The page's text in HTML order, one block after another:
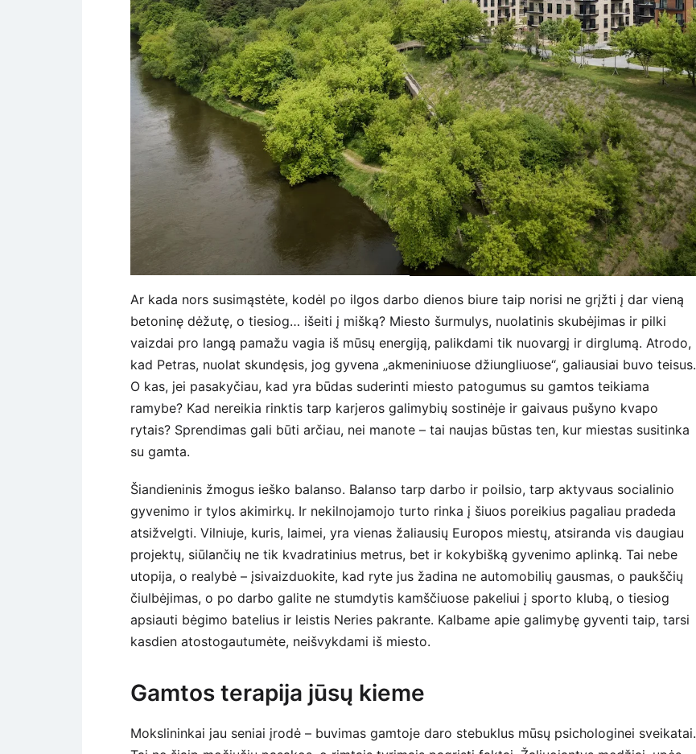
Ar kada nors susimąstėte, kodėl po ilgos darbo dienos biure taip norisi ne grįžti į dar vieną
betoninę dėžutę, o tiesiog… išeiti į mišką? Miesto šurmulys, nuolatinis skubėjimas ir pilki
vaizdai pro langą pamažu vagia iš mūsų energiją, palikdami tik nuovargį ir dirglumą. Atrodo,
kad Petras, nuolat skundęsis, jog gyvena „akmeniniuose džiungliuose“, galiausiai buvo teisus.
O kas, jei pasakyčiau, kad yra būdas suderinti miesto patogumus su gamtos teikiama
ramybe? Kad nereikia rinktis tarp karjeros galimybių sostinėje ir gaivaus pušyno kvapo
rytais? Sprendimas gali būti arčiau, nei manote – tai naujas būstas ten, kur miestas susitinka
su gamta.
Šiandieninis žmogus ieško balanso. Balanso tarp darbo ir poilsio, tarp aktyvaus socialinio
gyvenimo ir tylos akimirkų. Ir nekilnojamojo turto rinka į šiuos poreikius pagaliau pradeda
atsižvelgti. Vilniuje, kuris, laimei, yra vienas žaliausių Europos miestų, atsiranda vis daugiau
projektų, siūlančių ne tik kvadratinius metrus, bet ir kokybišką gyvenimo aplinką. Tai nebe
utopija, o realybė – įsivaizduokite, kad ryte jus žadina ne automobilių gausmas, o paukščių
čiulbėjimas, o po darbo galite ne stumdytis kamščiuose pakeliui į sporto klubą, o tiesiog
apsiauti bėgimo batelius ir leistis Neries pakrante. Kalbame apie galimybę gyventi taip, tarsi
kasdien atostogautumėte, neišvykdami iš miesto.
Gamtos terapija jūsų kieme
Mokslininkai jau seniai įrodė – buvimas gamtoje daro stebuklus mūsų psichologinei sveikatai.